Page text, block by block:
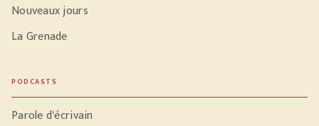
Nouveaux jours
La Grenade
PODCASTS
Parole d'écrivain